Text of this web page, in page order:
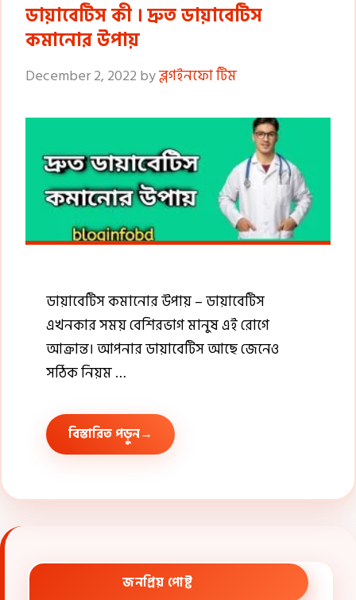
ডায়াবেটিস কী । দ্রুত ডায়াবেটিস
কমানোর উপায়
December 2, 2022 byব্লগইনফো টিম
ডায়াবেটিস কমানোর উপায় – ডায়াবেটিস
এখনকার সময় বেশিরভাগ মানুষ এই রোগে
আক্রান্ত। আপনার ডায়াবেটিস আছে জেনেও
সঠিক নিয়ম …
বিস্তারিত পড়ুন
জনপ্রিয় পোষ্ট